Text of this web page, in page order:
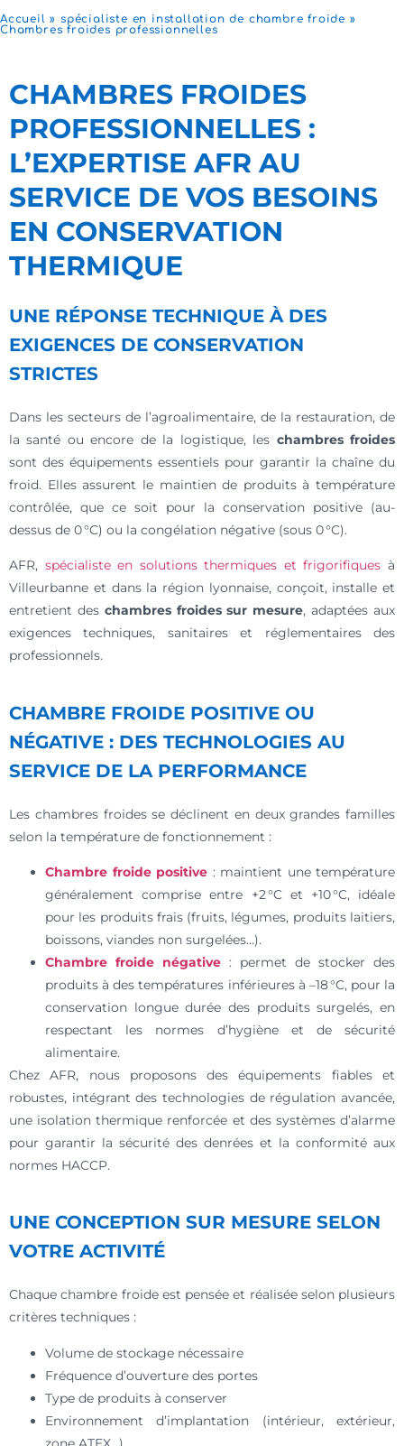
Accueil »spécialiste en installation de chambre froide »
Chambres froides professionnelles
CHAMBRES FROIDES
PROFESSIONNELLES :
L’EXPERTISE AFR AU
SERVICE DE VOS BESOINS
EN CONSERVATION
THERMIQUE
UNE RÉPONSE TECHNIQUE À DES
EXIGENCES DE CONSERVATION
STRICTES
Dans les secteurs de l’agroalimentaire, de la restauration, de
la santé ou encore de la logistique, les chambres froides
sont des équipements essentiels pour garantir la chaîne du
froid. Elles assurent le maintien de produits à température
contrôlée, que ce soit pour la conservation positive (au-
dessus de 0 °C) ou la congélation négative (sous 0 °C).
AFR, spécialiste en solutions thermiques et frigorifiques à
Villeurbanne et dans la région lyonnaise, conçoit, installe et
entretient des chambres froides sur mesure, adaptées aux
exigences techniques, sanitaires et réglementaires des
professionnels.
CHAMBRE FROIDE POSITIVE OU
NÉGATIVE : DES TECHNOLOGIES AU
SERVICE DE LA PERFORMANCE
Les chambres froides se déclinent en deux grandes familles
selon la température de fonctionnement :
Chambre froide positive : maintient une température
généralement comprise entre +2 °C et +10 °C, idéale
pour les produits frais (fruits, légumes, produits laitiers,
boissons, viandes non surgelées…).
Chambre froide négative : permet de stocker des
produits à des températures inférieures à –18 °C, pour la
conservation longue durée des produits surgelés, en
respectant les normes d’hygiène et de sécurité
alimentaire.
Chez AFR, nous proposons des équipements fiables et
robustes, intégrant des technologies de régulation avancée,
une isolation thermique renforcée et des systèmes d’alarme
pour garantir la sécurité des denrées et la conformité aux
normes HACCP.
UNE CONCEPTION SUR MESURE SELON
VOTRE ACTIVITÉ
Chaque chambre froide est pensée et réalisée selon plusieurs
critères techniques :
Volume de stockage nécessaire
Fréquence d’ouverture des portes
Type de produits à conserver
Environnement d’implantation (intérieur, extérieur,